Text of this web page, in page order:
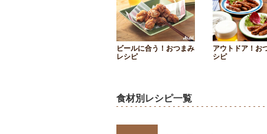
ビールに合う！おつまみ
レシピ
アウトドア！お
シピ
食材別レシピ一覧